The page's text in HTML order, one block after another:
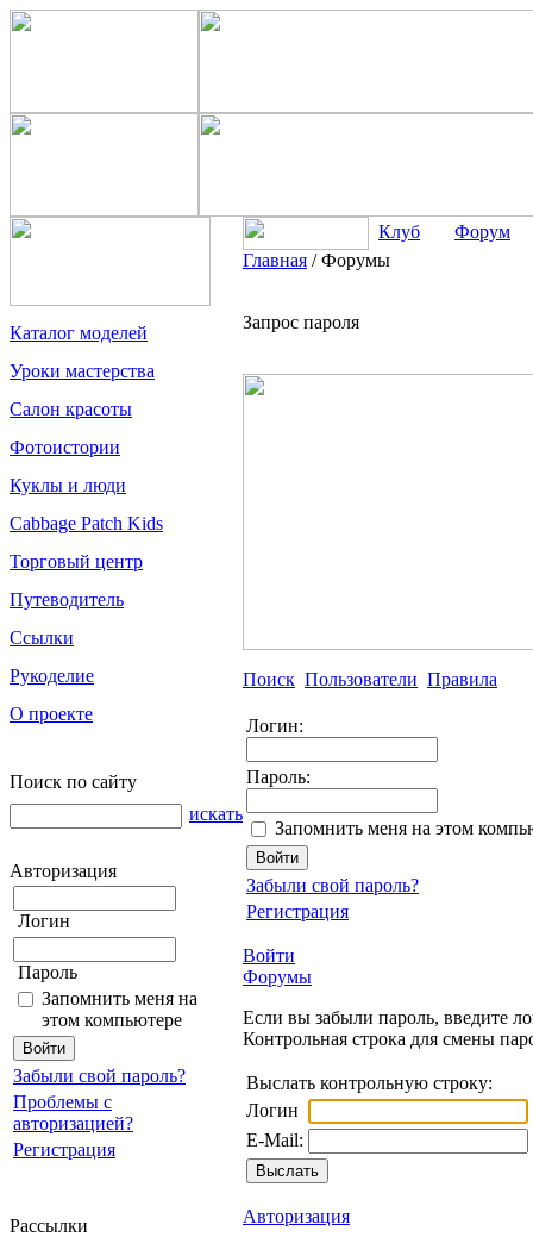
Каталог моделей
Уроки мастерства
Салон красоты
Фотоистории
Куклы и люди
Cabbage Patch Kids
Торговый центр
Путеводитель
Ссылки
Рукоделие
О проекте
Поиск по сайту
искать
Авторизация
Логин
Пароль
Запомнить меня на
этом компьютере
Забыли свой пароль?
Проблемы с
авторизацией?
Регистрация
Рассылки
Клуб
Форум
Главная /Форумы
Запрос пароля
Поиск Пользователи Правила
Логин:
Пароль:
Запомнить меня на этом
Забыли свой пароль?
Регистрация
Войти
Форумы
Если вы забыли пароль, введите
Контрольная строка для смены
Выслать контрольную строку:
Логин
E-Mail:
Авторизация